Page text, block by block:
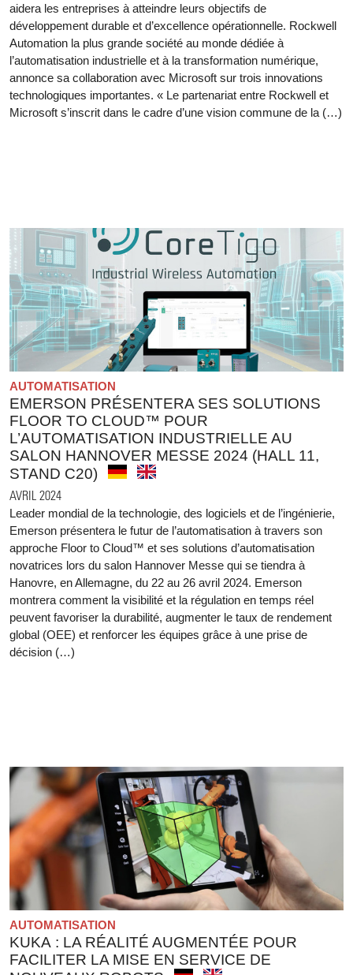
aidera les entreprises à atteindre leurs objectifs de
développement durable et d’excellence opérationnelle. Rockwell
Automation la plus grande société au monde dédiée à
l’automatisation industrielle et à la transformation numérique,
annonce sa collaboration avec Microsoft sur trois innovations
technologiques importantes. « Le partenariat entre Rockwell et
Microsoft s’inscrit dans le cadre d’une vision commune de la (…)
AUTOMATISATION
EMERSON PRÉSENTERA SES SOLUTIONS
FLOOR TO CLOUD™ POUR
L’AUTOMATISATION INDUSTRIELLE AU
SALON HANNOVER MESSE 2024 (HALL 11,
STAND C20)
AVRIL 2024
Leader mondial de la technologie, des logiciels et de l’ingénierie,
Emerson présentera le futur de l’automatisation à travers son
approche Floor to Cloud™ et ses solutions d’automatisation
novatrices lors du salon Hannover Messe qui se tiendra à
Hanovre, en Allemagne, du 22 au 26 avril 2024. Emerson
montrera comment la visibilité et la régulation en temps réel
peuvent favoriser la durabilité, augmenter le taux de rendement
global (OEE) et renforcer les équipes grâce à une prise de
décision (…)
AUTOMATISATION
KUKA : LA RÉALITÉ AUGMENTÉE POUR
FACILITER LA MISE EN SERVICE DE